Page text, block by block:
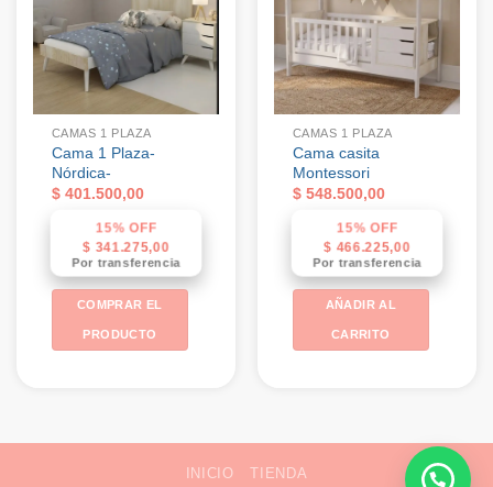
CAMAS 1 PLAZA
Cama 1 Plaza-
Nórdica-
$401.500,00
15% OFF
$ 341.275,00
Por transferencia
COMPRAR EL
PRODUCTO
CAMAS 1 PLAZA
Cama casita
Montessori
$548.500,00
15% OFF
$ 466.225,00
Por transferencia
AÑADIR AL
CARRITO
INICIO TIENDA